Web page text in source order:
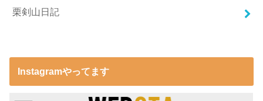
栗剣山日記
Instagramやってます